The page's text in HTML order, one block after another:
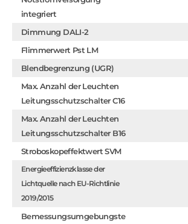
integriert
Dimmung DALI-2
Flimmerwert Pst LM
Blendbegrenzung (UGR)
Max. Anzahl der Leuchten
Leitungsschutzschalter C16
Max. Anzahl der Leuchten
Leitungsschutzschalter B16
Stroboskopeffektwert SVM
Energieeffizienzklasse der
Lichtquelle nach EU-Richtlinie
2019/2015
Bemessungsumgebungste